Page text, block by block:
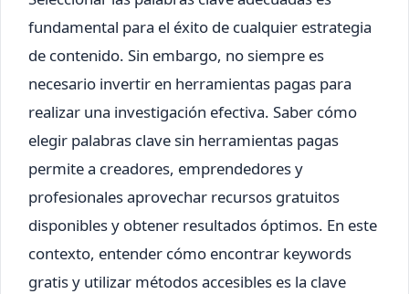
fundamental para el éxito de cualquier estrategia
de contenido. Sin embargo, no siempre es
necesario invertir en herramientas pagas para
realizar una investigación efectiva. Saber cómo
elegir palabras clave sin herramientas pagas
permite a creadores, emprendedores y
profesionales aprovechar recursos gratuitos
disponibles y obtener resultados óptimos. En este
contexto, entender cómo encontrar keywords
gratis y utilizar métodos accesibles es la clave